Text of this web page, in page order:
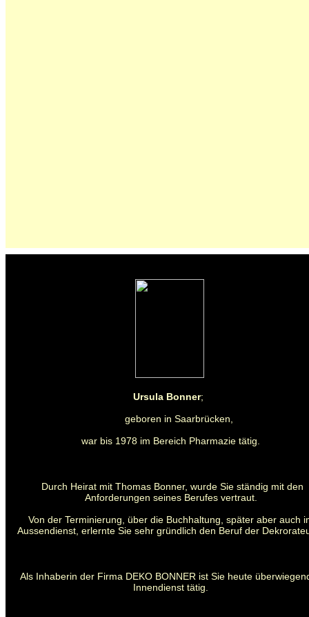
Ursula Bonner;
geboren in Saarbrücken,
war bis 1978 im Bereich Pharmazie tätig.
Durch Heirat mit Thomas Bonner, wurde Sie ständig mit den
Anforderungen seines Berufes vertraut.
Von der Terminierung, über die Buchhaltung, später aber auch
Aussendienst, erlernte Sie sehr gründlich den Beruf der
Als Inhaberin der Firma DEKO BONNER ist Sie heute
Innendienst tätig.